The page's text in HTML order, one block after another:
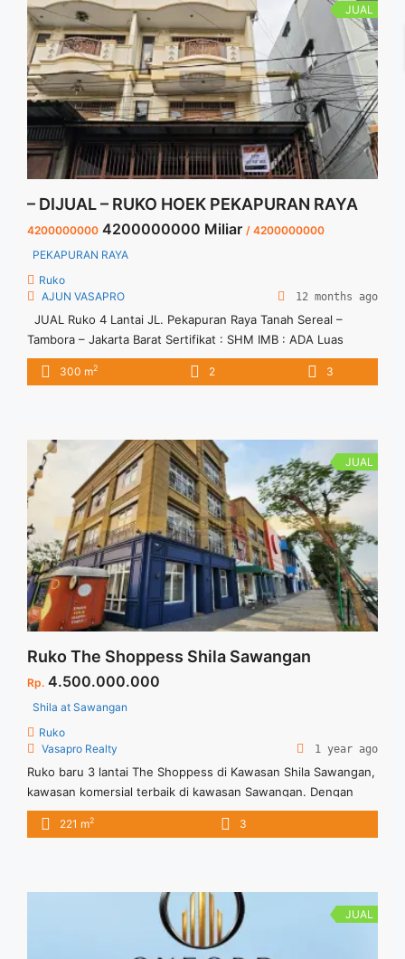
JUAL
– DIJUAL – RUKO HOEK PEKAPURAN RAYA
4200000000 4200000000 Miliar / 4200000000
PEKAPURAN RAYA
Ruko
AJUN VASAPRO
12 months ago
JUAL Ruko 4 Lantai JL. Pekapuran Raya Tanah Sereal –
Tambora – Jakarta Barat Sertifikat : SHM IMB : ADA Luas
Tanah : 5.5 x 18 x 3,5 Tanah : 99 m2 Bangunan : 300 m2
Denah : ADA Hadap : Barat PLN : 7.700 AIR : PAM KM : 3
href="https://vasapro.com/property/dijual-ruko-hoek-
pekapuran-raya/" aria-label="Read more about – DIJUAL –
RUKO HOEK PEKAPURAN RAYA">Read more</a>
300 m2 2 3
JUAL
Ruko The Shoppess Shila Sawangan
Rp. 4.500.000.000
Shila at Sawangan
Ruko
Vasapro Realty
1 year ago
Ruko baru 3 lantai The Shoppess di Kawasan Shila Sawangan,
kawasan komersial terbaik di kawasan Sawangan. Dengan
area terbuka outdoor dan pedestrian lebar.
221 m2 3
JUAL